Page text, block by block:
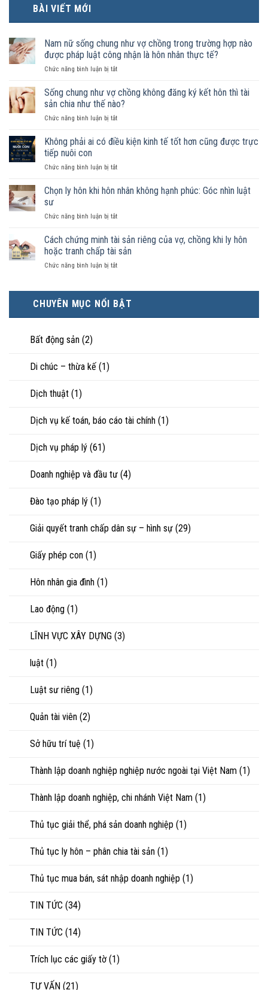
BÀI VIẾT MỚI
Nam nữ sống chung như vợ chồng trong trường hợp nào
được pháp luật công nhận là hôn nhân thực tế?
Chức năng bình luận bị tắtở
nữ
sống
chung
như
chồng
hợp
được
công
là
hôn
Sống chung như vợ chồng không đăng ký kết hôn thì tài
sản chia như thế nào?
Chức năng bình luận bị tắtở
chung
chồng
đăng
hôn
tài
sản
như
nào?
Không phải ai có điều kiện kinh tế tốt hơn cũng được trực
tiếp nuôi con
Chức năng bình luận bị tắtở
phải
điều
kinh
tế
hơn
trực
tiếp
nuôi
Chọn ly hôn khi hôn nhân không hạnh phúc: Góc nhìn luật
sư
Chức năng bình luận bị tắtở
ly
hôn
khi
hôn
hạnh
phúc:
Góc
Cách chứng minh tài sản riêng của vợ, chồng khi ly hôn
hoặc tranh chấp tài sản
Chức năng bình luận bị tắtở
tài
chấp
CHUYÊN MỤC NỔI BẬT
Bất động sản (2)
Di chúc – thừa kế (1)
Dịch thuật (1)
Dịch vụ kế toán, báo cáo tài chính (1)
Dịch vụ pháp lý (61)
Doanh nghiệp và đầu tư (4)
Đào tạo pháp lý (1)
Giải quyết tranh chấp dân sự – hình sự (29)
Giấy phép con (1)
Hôn nhân gia đình (1)
Lao động (1)
LĨNH VỰC XÂY DỰNG (3)
luật (1)
Luật sư riêng (1)
Quản tài viên (2)
Sở hữu trí tuệ (1)
Thành lập doanh nghiệp nghiệp nước ngoài tại Việt Nam (1)
Thành lập doanh nghiệp, chi nhánh Việt Nam (1)
Thủ tục giải thể, phá sản doanh nghiệp (1)
Thủ tục ly hôn – phân chia tài sản (1)
Thủ tục mua bán, sát nhập doanh nghiệp (1)
TIN TỨC (34)
TIN TỨC (14)
Trích lục các giấy tờ (1)
TƯ VẤN (21)